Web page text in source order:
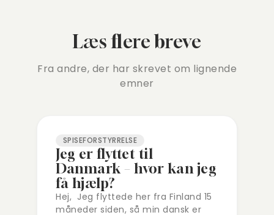
Læs flere breve
Fra andre, der har skrevet om lignende
emner
SPISEFORSTYRRELSE
Jeg er flyttet til
Danmark – hvor kan jeg
få hjælp?
Hej, Jeg flyttede her fra Finland 15
måneder siden, så min dansk er